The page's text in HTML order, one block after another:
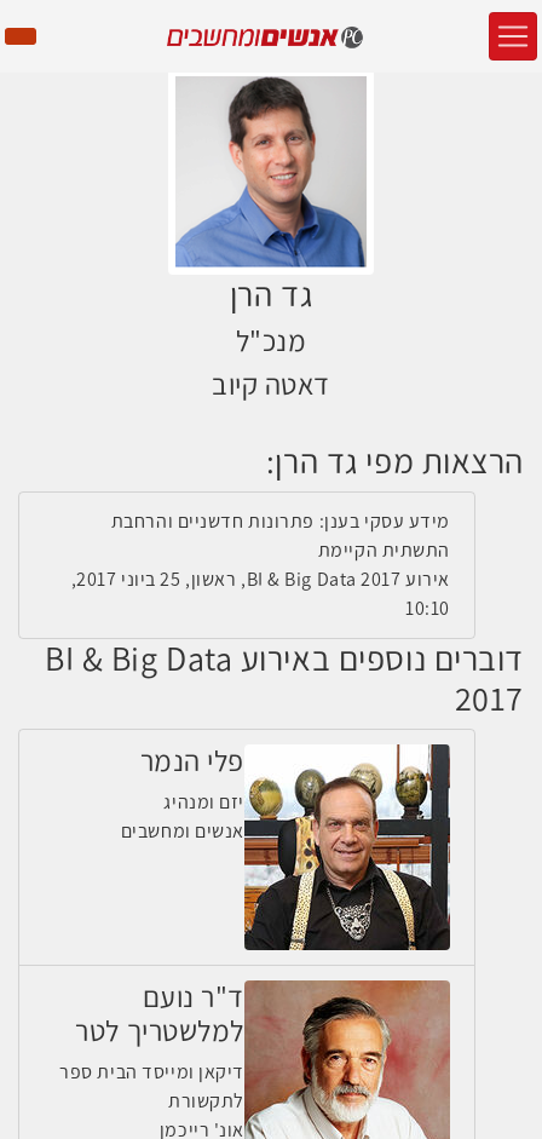
גד הרן
מנכ"ל
דאטה קיוב
הרצאות מפי גד הרן:
מידע עסקי בענן: פתרונות חדשניים והרחבת
התשתית הקיימת
אירוע BI & Big Data 2017, ראשון, 25 ביוני 2017,
10:10
דוברים נוספים באירוע BI & Big Data
2017
פלי הנמר
יזם ומנהיג
אנשים ומחשבים
ד"ר נועם
למלשטריך לטר
דיקאן ומייסד הבית ספר
לתקשורת
אונ' רייכמן